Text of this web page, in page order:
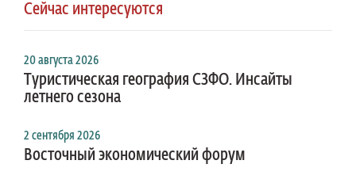
Сейчас интересуются
20 августа 2026
Туристическая география СЗФО. Инсайты
летнего сезона
2 сентября 2026
Восточный экономический форум